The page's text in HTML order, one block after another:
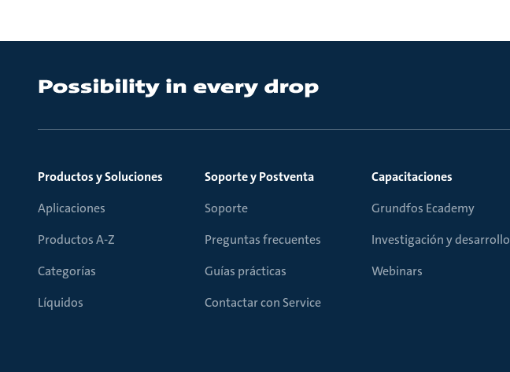
Productos y Soluciones
Aplicaciones
Productos A-Z
Categorías
Líquidos
Soporte y Postventa
Soporte
Preguntas frecuentes
Guías prácticas
Contactar con Service
Capacitaciones
Grundfos Ecademy
Investigación y desarrollo
Webinars